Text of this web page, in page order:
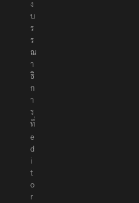
พั
น
ธ์
แ
จ้
ง
ห
ม
า
ย
ข่
า
ว
ห
รื
อ
ติ